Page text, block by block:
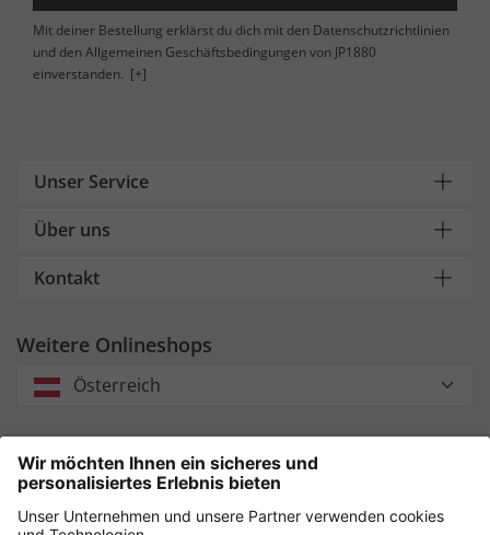
Mit deiner Bestellung erklärst du dich mit den Datenschutzrichtlinien
und den Allgemeinen Geschäftsbedingungen von JP1880
einverstanden. [+]
Unser Service
Über uns
Kontakt
Weitere Onlineshops
Österreich
Unsere Zahlungsarten
Sicher einkaufen mit